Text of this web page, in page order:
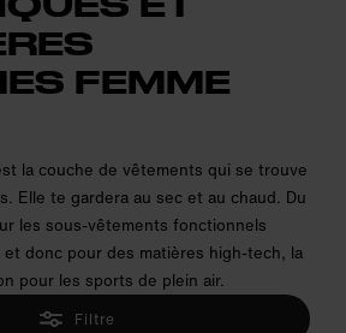
FEMME
la couche de vêtements qui se trouve
Elle te gardera au sec et au chaud. Du
les sous-vêtements fonctionnels
donc pour des matières high-tech, la
pour les sports de plein air.
Filtre